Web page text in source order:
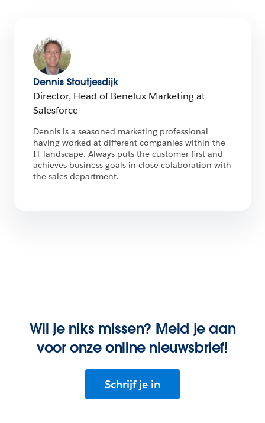
Dennis Stoutjesdijk
Director, Head of Benelux Marketing at
Salesforce
Dennis is a seasoned marketing professional
having worked at different companies within the
IT landscape. Always puts the customer first and
achieves business goals in close colaboration with
the sales department.
Wil je niks missen? Meld je aan
voor onze online nieuwsbrief!
Schrijf je in